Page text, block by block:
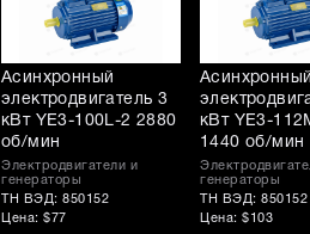
Асинхронный
электродвигатель 3
кВт YE3-100L-2 2880
об/мин
Электродвигатели и
генераторы
ТН ВЭД: 850152
Цена: $77
кВт YE3-
1440 об/мин
генераторы
ТН ВЭД: 850152
Цена: $103